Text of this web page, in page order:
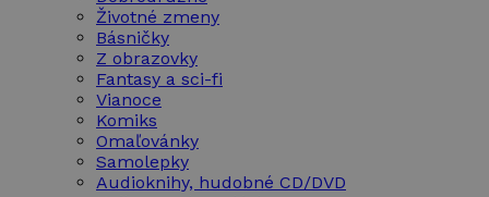
Životné zmeny
Básničky
Z obrazovky
Fantasy a sci-fi
Vianoce
Komiks
Omaľovánky
Samolepky
Audioknihy, hudobné CD/DVD